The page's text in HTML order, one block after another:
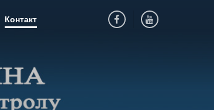
Контакт